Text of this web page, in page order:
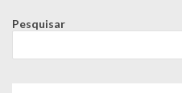
Pesquisar